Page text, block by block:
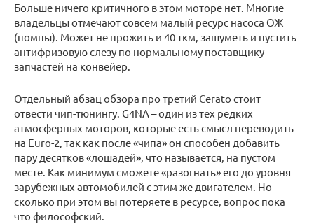
Больше ничего критичного в этом моторе нет. Многие
владельцы отмечают совсем малый ресурс насоса ОЖ
(помпы). Может не прожить и 40 ткм, зашуметь и пустить
антифризовую слезу по нормальному поставщику
запчастей на конвейер.
Отдельный абзац обзора про третий Cerato стоит
отвести чип-тюнингу. G4NA – один из тех редких
атмосферных моторов, которые есть смысл переводить
на Euro-2, так как после «чипа» он способен добавить
пару десятков «лошадей», что называется, на пустом
месте. Как минимум сможете «разогнать» его до уровня
зарубежных автомобилей с этим же двигателем. Но
сколько при этом вы потеряете в ресурсе, вопрос пока
что философский.